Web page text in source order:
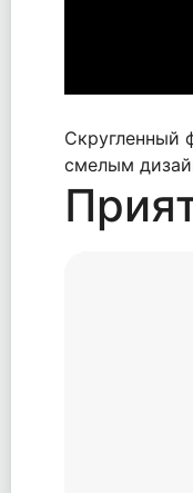
Скругленный
смелым